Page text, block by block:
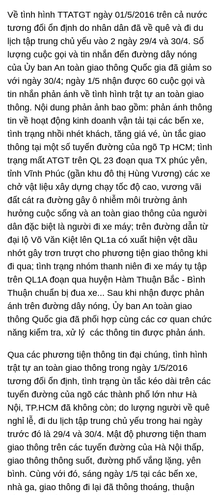
Về tình hình TTATGT ngày 01/5/2016 trên cả nước
tương đối ổn định do nhân dân đã về quê và đi du
lịch tập trung chủ yếu vào 2 ngày 29/4 và 30/4. Số
lượng cuộc gọi và tin nhắn đến đường dây nóng
của Ủy ban An toàn giao thông Quốc gia đã giảm so
với ngày 30/4; ngày 1/5 nhận được 60 cuộc gọi và
tin nhắn phản ánh về tình hình trật tự an toàn giao
thông. Nội dung phản ảnh bao gồm: phản ánh thông
tin về hoạt động kinh doanh vận tải tại các bến xe,
tình trạng nhồi nhét khách, tăng giá vé, ùn tắc giao
thông tại một số tuyến đường của ngõ Tp HCM; tình
trạng mất ATGT trên QL 23 đoạn qua TX phúc yên,
tỉnh Vĩnh Phúc (gần khu đô thị Hùng Vương) các xe
chở vật liệu xây dựng chạy tốc độ cao, vương vãi
đất cát ra đường gây ô nhiễm môi trường ảnh
hưởng cuộc sống và an toàn giao thông của người
dân đặc biệt là người đi xe máy; trên đường dẫn từ
đại lộ Võ Văn Kiệt lên QL1a có xuất hiện vệt dầu
nhớt gây trơn trượt cho phương tiện giao thông khi
đi qua; tình trạng nhóm thanh niên đi xe máy tụ tập
trên QL1A đoạn qua huyện Hàm Thuận Bắc - Bình
Thuận chuẩn bị đua xe... Sau khi nhận được phản
ánh trên đường dây nóng, Ủy ban An toàn giao
thông Quốc gia đã phối hợp cùng các cơ quan chức
năng kiểm tra, xử lý các thông tin được phản ánh.
Qua các phương tiện thông tin đại chúng, tình hình
trật tự an toàn giao thông trong ngày 1/5/2016
tương đối ổn định, tình trạng ùn tắc kéo dài trên các
tuyến đường của ngõ các thành phố lớn như Hà
Nội, TP.HCM đã không còn; do lượng người về quê
nghỉ lễ, đi du lịch tập trung chủ yếu trong hai ngày
trước đó là 29/4 và 30/4. Mật độ phương tiện tham
giao thông trên các tuyến đường của Hà Nội thấp,
giao thông thông suốt, đường phố vắng lặng, yên
bình. Cùng với đó, sáng ngày 1/5 tại các bến xe,
nhà ga, giao thông đi lại đã thông thoáng, thuận